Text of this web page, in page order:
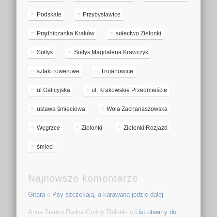
Podskale Przybysławice
Prądniczanka Kraków sołectwo Zielonki
Sołtys Sołtys Magdalena Krawczyk
szlaki rowerowe Trojanowice
ul.Galicyjska ul. Krakowskie Przedmieście
ustawa śmieciowa Wola Zachariaszowska
Węgrzce Zielonki Zielonki Rozjazd
śmieci
Najnowsze komentarze
Gitara o Psy szczekają, a karawana jedzie dalej
Anna Sieńko Radna Gminy Zielonki o List otwarty do